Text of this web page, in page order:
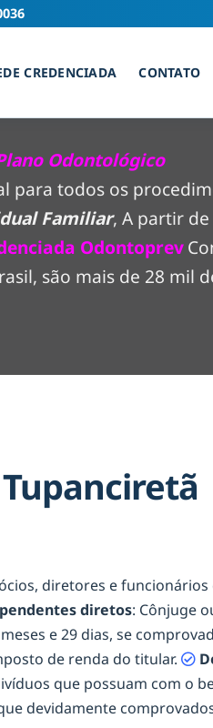
CREDENCIADA CONTATO
Odontológico
para todos os
Familiar, A partir
Odontoprev
são mais de 28 mil
diretores e
diretos: Cônjuge
e 29 dias, se
de renda do titular.
que possuam com o
devidamente